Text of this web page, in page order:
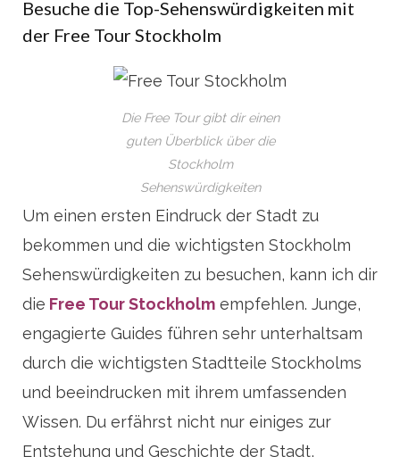
Besuche die Top-Sehenswürdigkeiten mit
der Free Tour Stockholm
Die Free Tour gibt dir einen
guten Überblick über die
Stockholm
Sehenswürdigkeiten
Um einen ersten Eindruck der Stadt zu
bekommen und die wichtigsten Stockholm
Sehenswürdigkeiten zu besuchen, kann ich dir
die Free Tour Stockholm empfehlen. Junge,
engagierte Guides führen sehr unterhaltsam
durch die wichtigsten Stadtteile Stockholms
und beeindrucken mit ihrem umfassenden
Wissen. Du erfährst nicht nur einiges zur
Entstehung und Geschichte der Stadt,